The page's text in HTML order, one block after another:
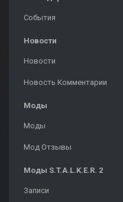
События
Новости
Новости
Новость Комментарии
Моды
Моды
Мод Отзывы
Моды S.T.A.L.K.E.R. 2
Записи